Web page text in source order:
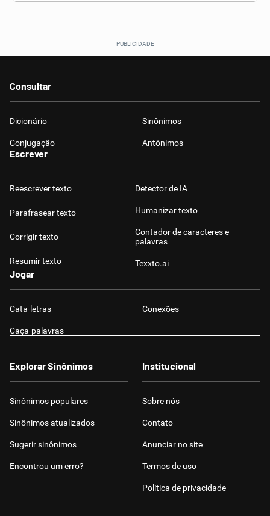
Consultar
Dicionário Sinônimos
Conjugação Antônimos
Escrever
Reescrever texto
Parafrasear texto
Corrigir texto
Resumir texto
Detector de IA
Humanizar texto
Contador de caracteres e
palavras
Texxto.ai
Jogar
Cata-letras Conexões
Caça-palavras
Explorar Sinônimos
Sinônimos populares
Sinônimos atualizados
Sugerir sinônimos
Encontrou um erro?
Institucional
Sobre nós
Contato
Anunciar no site
Termos de uso
Política de privacidade